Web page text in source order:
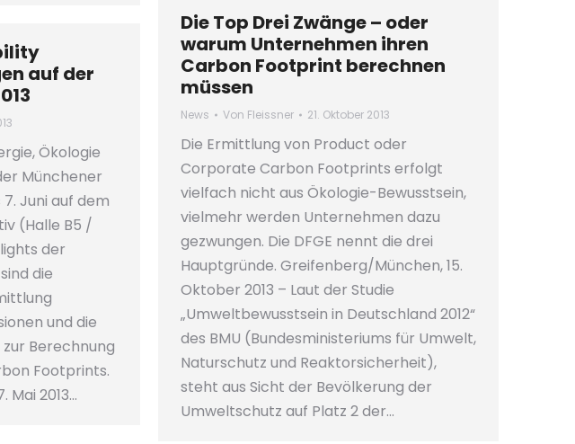
Die Top Drei Zwänge – oder
warum Unternehmen ihren
Carbon Footprint berechnen
müssen
News Von Fleissner 21. Oktober 2013
Die Ermittlung von Product oder
Corporate Carbon Footprints erfolgt
vielfach nicht aus Ökologie-Bewusstsein,
vielmehr werden Unternehmen dazu
gezwungen. Die DFGE nennt die drei
Hauptgründe. Greifenberg/München, 15.
Oktober 2013 – Laut der Studie
„Umweltbewusstsein in Deutschland 2012“
des BMU (Bundesministeriums für Umwelt,
Naturschutz und Reaktorsicherheit),
steht aus Sicht der Bevölkerung der
Umweltschutz auf Platz 2 der…
auf der
Ökologie
Münchener
Juni auf dem
(Halle B5 /
der
die
und die
Berechnung
Footprints.
2013…